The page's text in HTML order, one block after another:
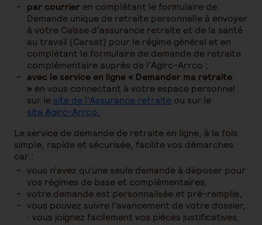
par courrier en complétant le formulaire de
Demande unique de retraite personnelle à envoyer
à votre Caisse d’assurance retraite et de la santé
au travail (Carsat) pour le régime général et en
complétant le formulaire de demande de retraite
complémentaire auprès de l’Agirc-Arrco ;
avec le service en ligne « Demander ma retraite
» en vous connectant à votre espace personnel
sur le site de l’Assurance retraite ou sur le
site Agirc-Arrco.
Le service de demande de retraite en ligne, à la fois
simple, rapide et sécurisée, facilite vos démarches
car :
vous n’avez qu’une seule demande à déposer pour
vos régimes de base et complémentaires,
votre demande est personnalisée et pré-remplie,
vous pouvez suivre l’avancement de votre dossier,
· vous joignez facilement vos pièces justificatives,